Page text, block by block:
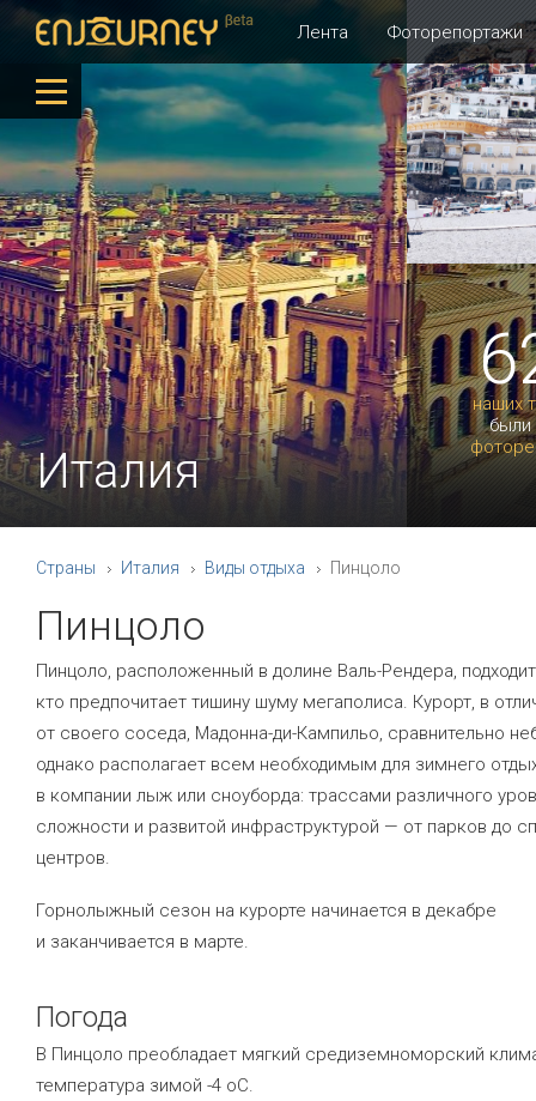
Лента Фоторепортажи
наших
были
Италия
Страны Италия Виды отдыха Пинцоло
Пинцоло
Пинцоло, расположенный в долине Валь-Рендера, подходит
кто предпочитает тишину шуму мегаполиса. Курорт, в
от своего соседа, Мадонна-ди-Кампильо, сравнительно
однако располагает всем необходимым для зимнего
в компании лыж или сноуборда: трассами различного
сложности и развитой инфраструктурой — от парков до
центров.
Горнолыжный сезон на курорте начинается в декабре
и заканчивается в марте.
Погода
В Пинцоло преобладает мягкий средиземноморский
температура зимой -4 оС.